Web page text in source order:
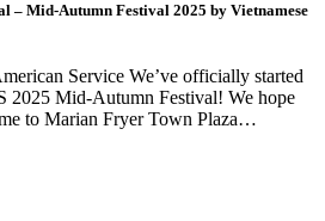
– Mid-Autumn Festival 2025 by Vietnamese
Service We’ve officially started
2025 Mid-Autumn Festival! We hope
to Marian Fryer Town Plaza…